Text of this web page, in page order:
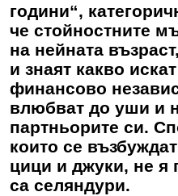
години“,
че стойностните
на нейната
и знаят какво
финансово
влюбват до уши и
партньорите си.
които се
цици и джуки, не я
са селяндури.